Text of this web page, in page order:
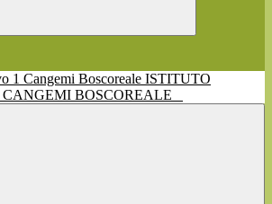
ISTITUTO
CANGEMI BOSCOREALE